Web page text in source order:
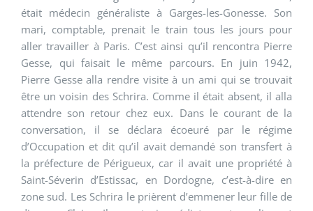
était médecin généraliste à Garges-les-Gonesse. Son
mari, comptable, prenait le train tous les jours pour
aller travailler à Paris. C’est ainsi qu’il rencontra Pierre
Gesse, qui faisait le même parcours. En juin 1942,
Pierre Gesse alla rendre visite à un ami qui se trouvait
être un voisin des Schrira. Comme il était absent, il alla
attendre son retour chez eux. Dans le courant de la
conversation, il se déclara écoeuré par le régime
d’Occupation et dit qu’il avait demandé son transfert à
la préfecture de Périgueux, car il avait une propriété à
Saint-Séverin d’Estissac, en Dordogne, c’est-à-dire en
zone sud. Les Schrira le prièrent d’emmener leur fille de